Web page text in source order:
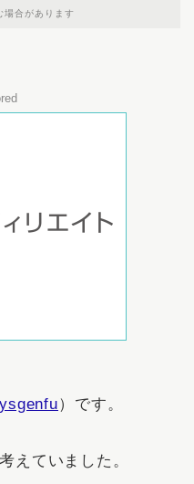
場合があります
）です。
えていました。